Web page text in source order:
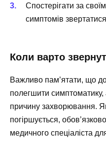
Спостерігати за
симптомів
Коли варто
Важливо пам’ятати, що
полегшити
причину захворювання.
погіршується,
медичного спеціаліста